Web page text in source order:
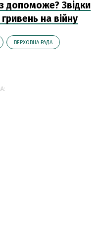
допоможе? Звідки
на війну
ВЕРХОВНА РАДА